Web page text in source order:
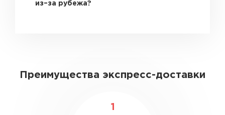
из–за рубежа?
Преимущества экспресс-доставки
1